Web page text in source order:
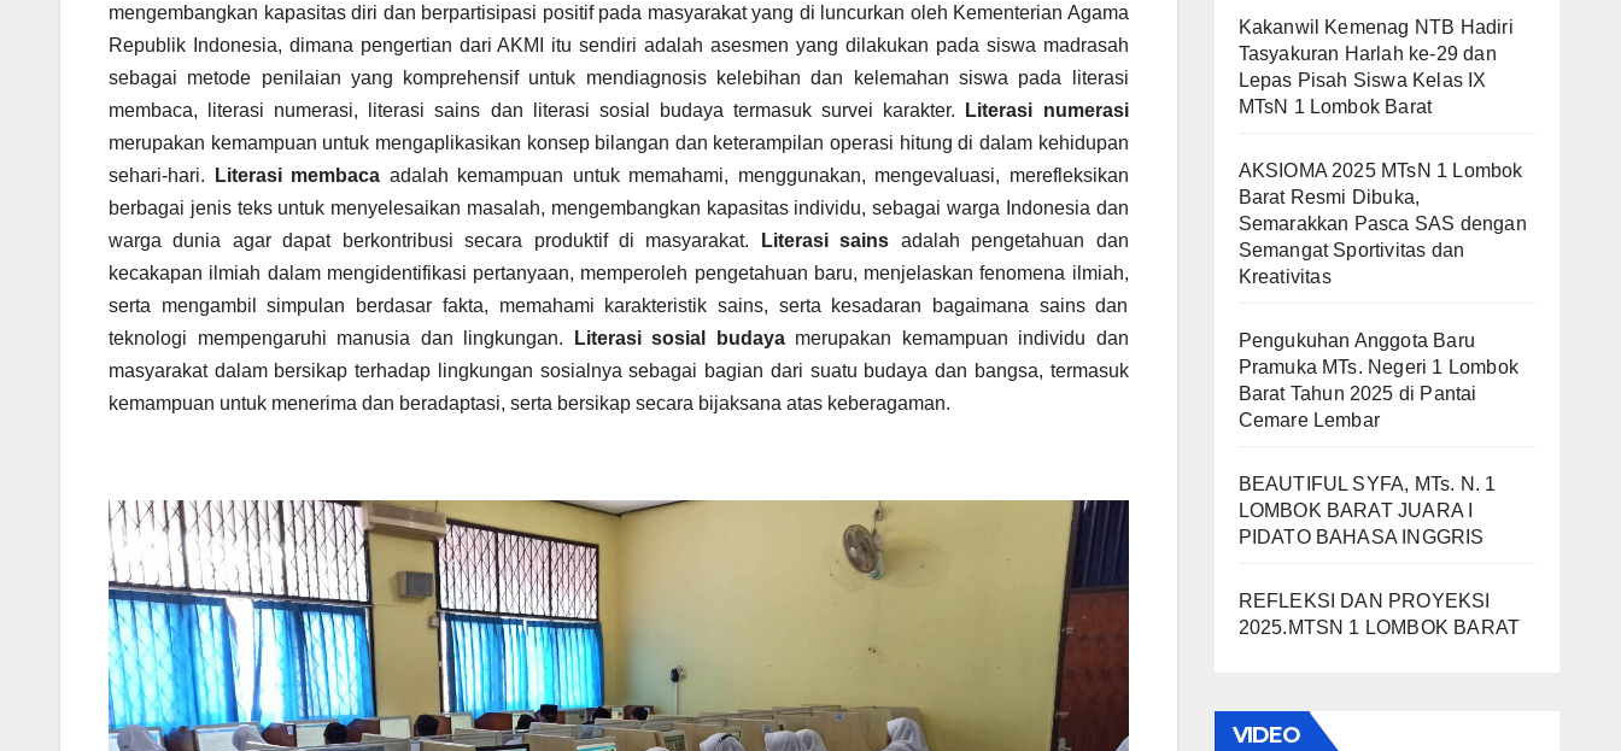
mengembangkan kapasitas diri dan berpartisipasi positif pada masyarakat yang di luncurkan oleh Kementerian Agama
Republik Indonesia, dimana pengertian dari AKMI itu sendiri adalah asesmen yang dilakukan pada siswa madrasah
sebagai metode penilaian yang komprehensif untuk mendiagnosis kelebihan dan kelemahan siswa pada literasi
membaca, literasi numerasi, literasi sains dan literasi sosial budaya termasuk survei karakter.
Literasi numerasi
merupakan kemampuan untuk mengaplikasikan konsep bilangan dan keterampilan operasi hitung di dalam kehidupan
sehari-hari.
Literasi membaca adalah kemampuan untuk memahami, menggunakan, mengevaluasi, merefleksikan
berbagai jenis teks untuk menyelesaikan masalah, mengembangkan kapasitas individu, sebagai warga Indonesia dan
warga dunia agar dapat berkontribusi secara produktif di masyarakat.
Literasi sains adalah pengetahuan dan
kecakapan ilmiah dalam mengidentifikasi pertanyaan, memperoleh pengetahuan baru, menjelaskan fenomena ilmiah,
serta mengambil simpulan berdasar fakta, memahami karakteristik sains, serta kesadaran bagaimana sains dan
teknologi mempengaruhi manusia dan lingkungan.
Literasi sosial budayamerupakan kemampuan individu dan
masyarakat dalam bersikap terhadap lingkungan sosialnya sebagai bagian dari suatu budaya dan bangsa, termasuk
kemampuan untuk menerima dan beradaptasi, serta bersikap secara bijaksana atas keberagaman.
Kakanwil Kemenag NTB Hadiri
Tasyakuran Harlah ke-29 dan
Lepas Pisah Siswa Kelas IX
MTsN 1 Lombok Barat
AKSIOMA 2025 MTsN 1 Lombok
Barat Resmi Dibuka,
Semarakkan Pasca SAS dengan
Semangat Sportivitas dan
Kreativitas
Pengukuhan Anggota Baru
Pramuka MTs. Negeri 1 Lombok
Barat Tahun 2025 di Pantai
Cemare Lembar
BEAUTIFUL SYFA, MTs. N. 1
LOMBOK BARAT JUARA I
PIDATO BAHASA INGGRIS
REFLEKSI DAN PROYEKSI
2025.MTSN 1 LOMBOK BARAT
VIDEO